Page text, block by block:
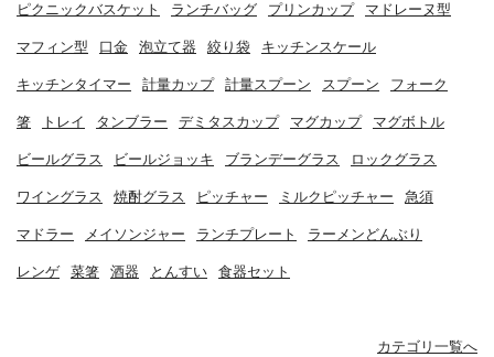
ピクニックバスケット ランチバッグ プリンカップ マドレーヌ型
マフィン型 口金 泡立て器 絞り袋 キッチンスケール
キッチンタイマー 計量カップ 計量スプーン スプーン フォーク
箸 トレイ タンブラー デミタスカップ マグカップ マグボトル
ビールグラス ビールジョッキ ブランデーグラス ロックグラス
ワイングラス 焼酎グラス ピッチャー ミルクピッチャー 急須
マドラー メイソンジャー ランチプレート ラーメンどんぶり
レンゲ 菜箸 酒器 とんすい 食器セット
カテゴリ一覧へ